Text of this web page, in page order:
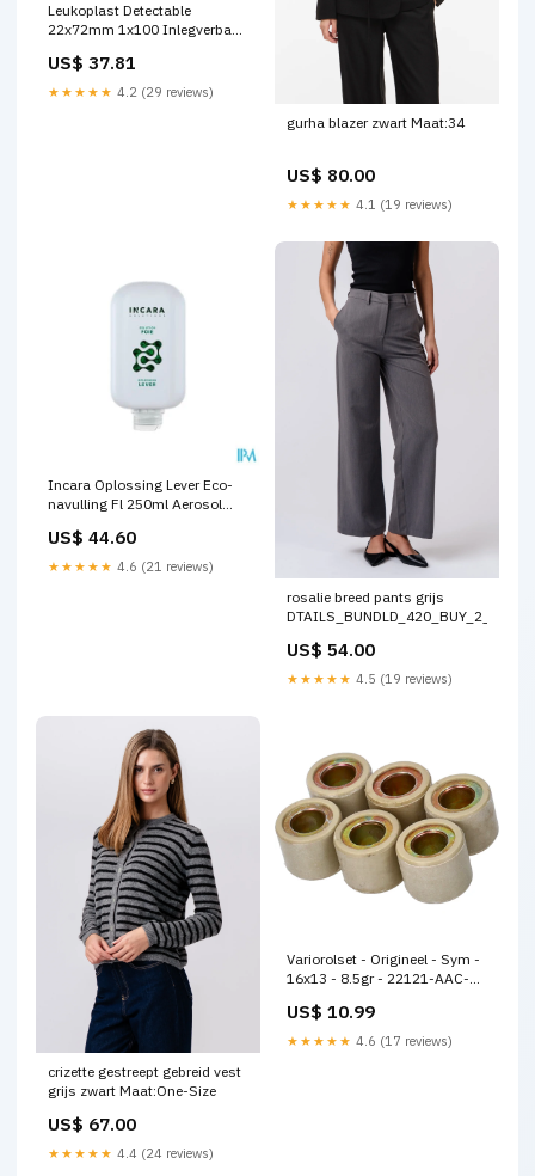
Leukoplast Detectable
22x72mm 1x100 Inlegverband
US$ 37.81
★★★★★ 4.2 (29 reviews)
gurha blazer zwart Maat:34
US$ 80.00
★★★★★ 4.1 (19 reviews)
Incara Oplossing Lever Eco-
navulling Fl 250ml Aerosol
US$ 44.60
★★★★★ 4.6 (21 reviews)
rosalie breed pants grijs
US$ 54.00
★★★★★ 4.5 (19 reviews)
crizette gestreept gebreid vest
grijs zwart Maat:One-Size
US$ 67.00
★★★★★ 4.4 (24 reviews)
Variorolset - Origineel - Sym -
16x13 - 8.5gr - 22121-AAC-
US$ 10.99
★★★★★ 4.6 (17 reviews)